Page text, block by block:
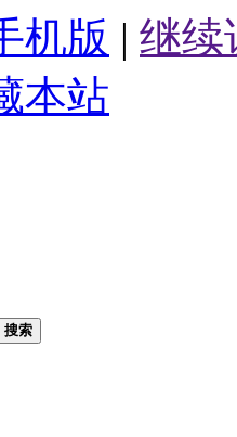
机版 | 继续
本站
搜索